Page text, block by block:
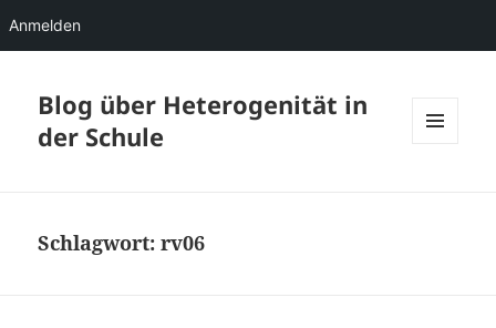
Anmelden
Blog über Heterogenität in
der Schule
Schlagwort:rv06